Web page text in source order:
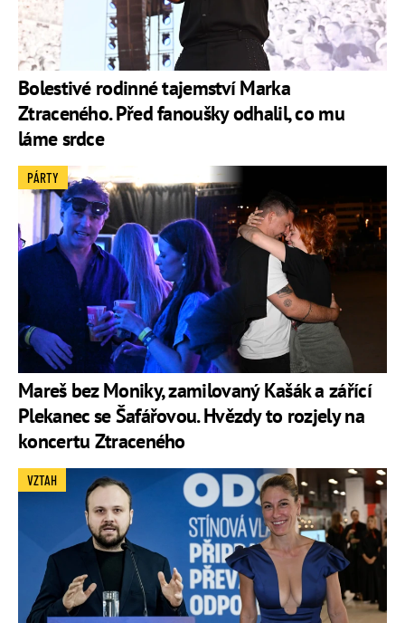
Bolestivé rodinné tajemství Marka
Ztraceného. Před fanoušky odhalil, co mu
láme srdce
Mareš bez Moniky, zamilovaný Kašák a zářící
Plekanec se Šafářovou. Hvězdy to rozjely na
koncertu Ztraceného
PÁRTY
VZTAH